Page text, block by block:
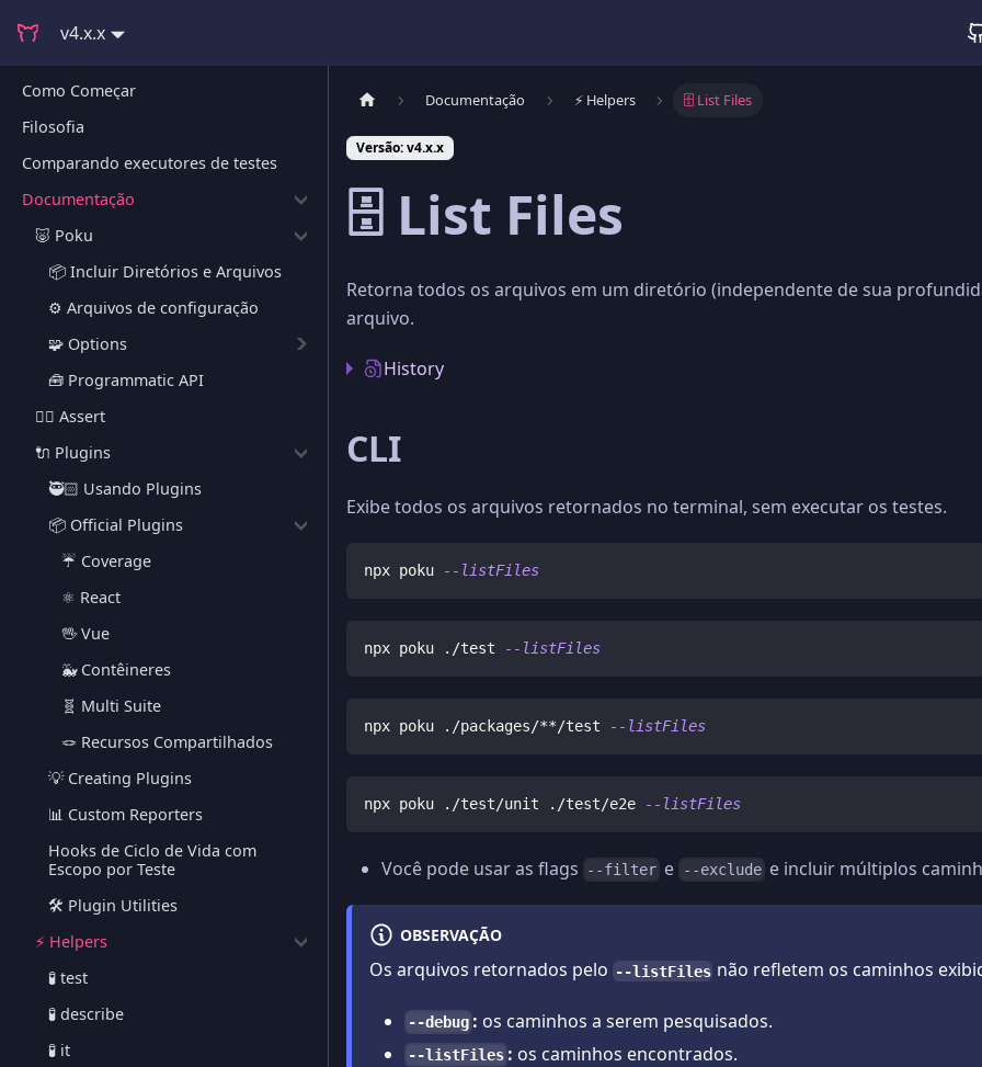
v4.x.x
Como Começar
Filosofia
Comparando executores de testes
Documentação
🐷 Poku
📦 Incluir Diretórios e Arquivos
⚙️ Arquivos de configuração
🧩 Options
🧰 Programmatic API
🕵🏻 Assert
🔌 Plugins
🥷🏻 Usando Plugins
📦 Official Plugins
☔️ Coverage
⚛️ React
🖖 Vue
🐳 Contêineres
🧬 Multi Suite
🪢 Recursos Compartilhados
💡 Creating Plugins
📊 Custom Reporters
Hooks de Ciclo de Vida com
Escopo por Teste
🛠️ Plugin Utilities
⚡️ Helpers
🧪 test
🧪 describe
🧪 it
Documentação ⚡️ Helpers 🗄️ List Files
Versão: v4.x.x
🗄️ List Files
Retorna todos os arquivos em um diretório (independente de sua
arquivo.
History
CLI
Exibe todos os arquivos retornados no terminal, sem executar os testes.
npx poku --listFiles
npx poku ./test --listFiles
npx poku ./packages/**/test --listFiles
npx poku ./test/unit ./test/e2e --listFiles
Você pode usar as flags --filter e --exclude e incluir múltiplos
OBSERVAÇÃO
Os arquivos retornados pelo --listFiles não refletem os caminhos
--debug : os caminhos a serem pesquisados.
--listFiles : os caminhos encontrados.